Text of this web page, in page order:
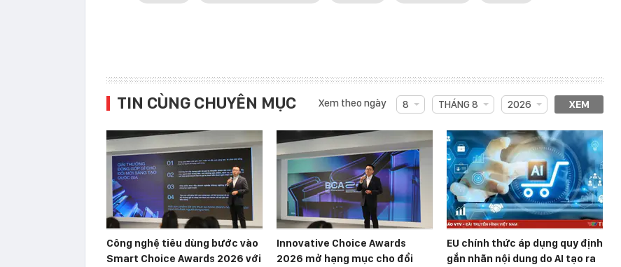
TIN CÙNG CHUYÊN MỤC Xem theo ngày 8 THÁNG 8 2026 XEM
Công nghệ tiêu dùng bước vào
Smart Choice Awards 2026 với
Innovative Choice Awards
2026 mở hạng mục cho đổi
EU chính thức áp dụng quy định
gắn nhãn nội dung do AI tạo ra